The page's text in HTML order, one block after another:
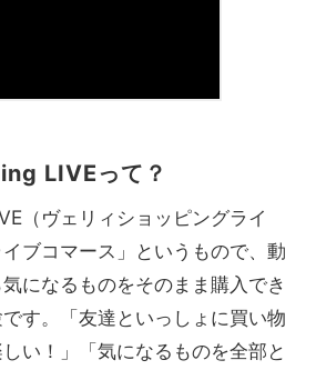
LIVEって？
（ヴェリィショッピングライ
ブコマース」というもので、動
になるものをそのまま購入でき
す。「友達といっしょに買い物
い！」「気になるものを全部と